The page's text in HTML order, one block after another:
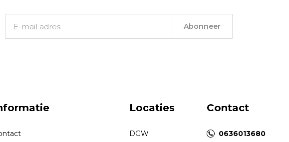
Abonneer
Locaties
DGW
Contact
0636013680